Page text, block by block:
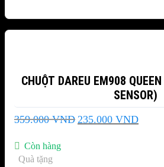
CHUỘT DAREU EM908
SENSOR)
359.000VND Giá
235.000 VNDGiá
Còn hàng
Quà tặng